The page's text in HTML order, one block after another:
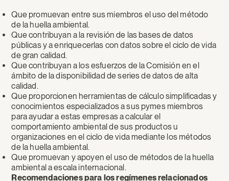
Que promuevan entre sus miembros el uso del método
de la huella ambiental.
Que contribuyan a la revisión de las bases de datos
públicas y a enriquecerlas con datos sobre el ciclo de vida
de gran calidad.
Que contribuyan a los esfuerzos de la Comisión en el
ámbito de la disponibilidad de series de datos de alta
calidad.
Que proporcionen herramientas de cálculo simplificadas y
conocimientos especializados a sus pymes miembros
para ayudar a estas empresas a calcular el
comportamiento ambiental de sus productos u
organizaciones en el ciclo de vida mediante los métodos
de la huella ambiental.
Que promuevan y apoyen el uso de métodos de la huella
ambiental a escala internacional.
Recomendaciones para los regímenes relacionados